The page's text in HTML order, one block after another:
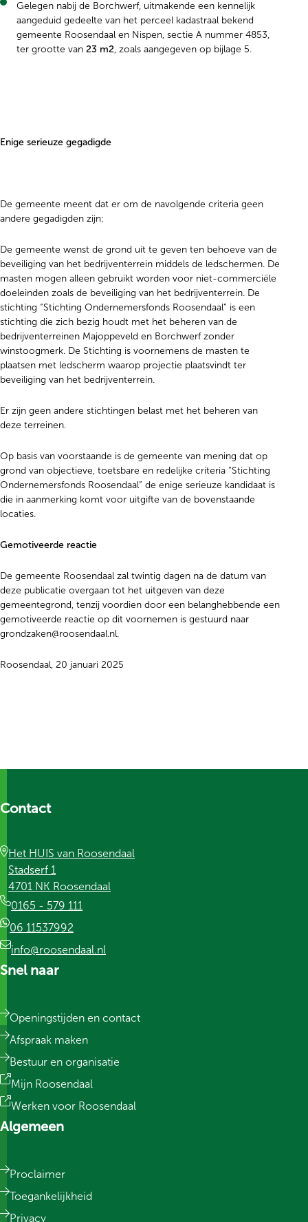
Gelegen nabij de Borchwerf, uitmakende een kennelijk
aangeduid gedeelte van het perceel kadastraal bekend
gemeente Roosendaal en Nispen, sectie A nummer 4853,
ter grootte van 23 m2, zoals aangegeven op bijlage 5.
Enige serieuze gegadigde
De gemeente meent dat er om de navolgende criteria geen
andere gegadigden zijn:
De gemeente wenst de grond uit te geven ten behoeve van de
beveiliging van het bedrijventerrein middels de ledschermen. De
masten mogen alleen gebruikt worden voor niet-commerciële
doeleinden zoals de beveiliging van het bedrijventerrein. De
stichting “Stichting Ondernemersfonds Roosendaal” is een
stichting die zich bezig houdt met het beheren van de
bedrijventerreinen Majoppeveld en Borchwerf zonder
winstoogmerk. De Stichting is voornemens de masten te
plaatsen met ledscherm waarop projectie plaatsvindt ter
beveiliging van het bedrijventerrein.
Er zijn geen andere stichtingen belast met het beheren van
deze terreinen.
Op basis van voorstaande is de gemeente van mening dat op
grond van objectieve, toetsbare en redelijke criteria “Stichting
Ondernemersfonds Roosendaal” de enige serieuze kandidaat is
die in aanmerking komt voor uitgifte van de bovenstaande
locaties.
Gemotiveerde reactie
De gemeente Roosendaal zal twintig dagen na de datum van
deze publicatie overgaan tot het uitgeven van deze
gemeentegrond, tenzij voordien door een belanghebbende een
gemotiveerde reactie op dit voornemen is gestuurd naar
grondzaken@roosendaal.nl.
Roosendaal, 20 januari 2025
Contact
Het HUIS van Roosendaal
Stadserf 1
4701 NK Roosendaal
0165 - 579 111
06 11537992
info@roosendaal.nl
Snel naar
Openingstijden en contact
Afspraak maken
Bestuur en organisatie
Mijn Roosendaal
Werken voor Roosendaal
Algemeen
Proclaimer
Toegankelijkheid
Privacy